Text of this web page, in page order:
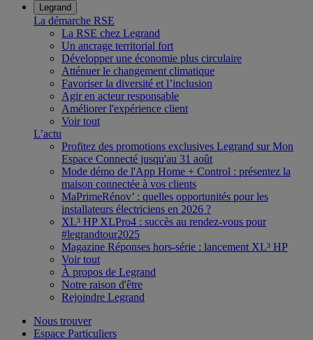
Legrand
La démarche RSE
La RSE chez Legrand
Un ancrage territorial fort
Développer une économie plus circulaire
Atténuer le changement climatique
Favoriser la diversité et l’inclusion
Agir en acteur responsable
Améliorer l'expérience client
Voir tout
L’actu
Profitez des promotions exclusives Legrand sur Mon
Espace Connecté jusqu'au 31 août
Mode démo de l'App Home + Control : présentez la
maison connectée à vos clients
MaPrimeRénov’ : quelles opportunités pour les
installateurs électriciens en 2026 ?
XL³ HP XLPro4 : succès au rendez-vous pour
#legrandtour2025
Magazine Réponses hors-série : lancement XL³ HP
Voir tout
À propos de Legrand
Notre raison d'être
Rejoindre Legrand
Nous trouver
Espace Particuliers